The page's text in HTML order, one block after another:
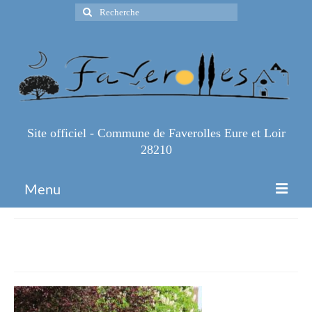
Rechercher
:
Site officiel - Commune de Faverolles Eure et Loir
28210
Menu
Infos Pratiques